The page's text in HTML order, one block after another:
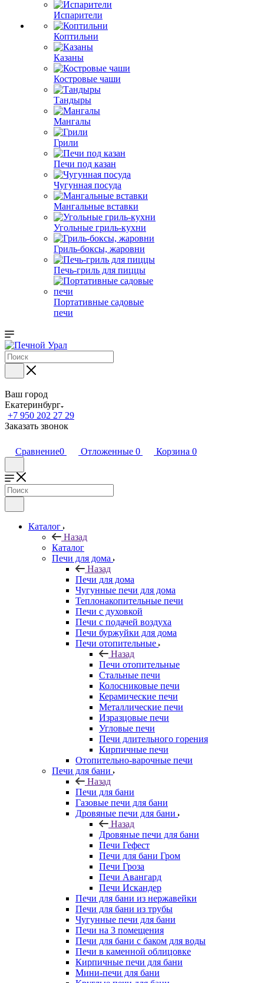
Испарители
Коптильни
Казаны
Костровые чаши
Тандыры
Мангалы
Грили
Печи под казан
Чугунная посуда
Мангальные вставки
Угольные гриль-кухни
Гриль-боксы, жаровни
Печь-гриль для пиццы
Портативные садовые
печи
Ваш город
Екатеринбург
+7 950 202 27 29
Заказать звонок
Сравнение0 Отложенные 0 Корзина 0
Каталог
Назад
Каталог
Печи для дома
Назад
Печи для дома
Чугунные печи для дома
Теплонакопительные печи
Печи с духовкой
Печи с подачей воздуха
Печи буржуйки для дома
Печи отопительные
Назад
Печи отопительные
Стальные печи
Колосниковые печи
Керамические печи
Металлические печи
Изразцовые печи
Угловые печи
Печи длительного горения
Кирпичные печи
Отопительно-варочные печи
Печи для бани
Назад
Печи для бани
Газовые печи для бани
Дровяные печи для бани
Назад
Дровяные печи для бани
Печи Гефест
Печи для бани Гром
Печи Гроза
Печи Авангард
Печи Искандер
Печи для бани из нержавейки
Печи для бани из трубы
Чугунные печи для бани
Печи на 3 помещения
Печи для бани с баком для воды
Печи в каменной облицовке
Кирпичные печи для бани
Мини-печи для бани